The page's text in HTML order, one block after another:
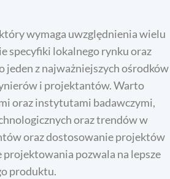
wymaga uwzględnienia wielu
specyfiki lokalnego rynku oraz
jeden z najważniejszych ośrodków
i projektantów. Warto
oraz instytutami badawczymi,
oraz trendów w
oraz dostosowanie projektów
pozwala na lepsze
produktu.